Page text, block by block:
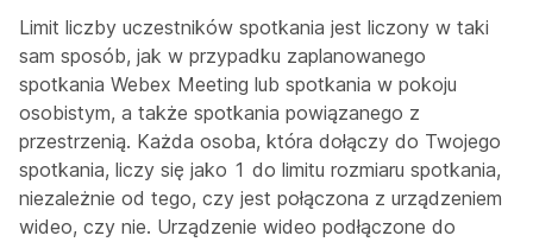
Limit liczby uczestników spotkania jest liczony w taki
sam sposób, jak w przypadku zaplanowanego
spotkania Webex Meeting lub spotkania w pokoju
osobistym, a także spotkania powiązanego z
przestrzenią. Każda osoba, która dołączy do Twojego
spotkania, liczy się jako 1 do limitu rozmiaru spotkania,
niezależnie od tego, czy jest połączona z urządzeniem
wideo, czy nie. Urządzenie wideo podłączone do